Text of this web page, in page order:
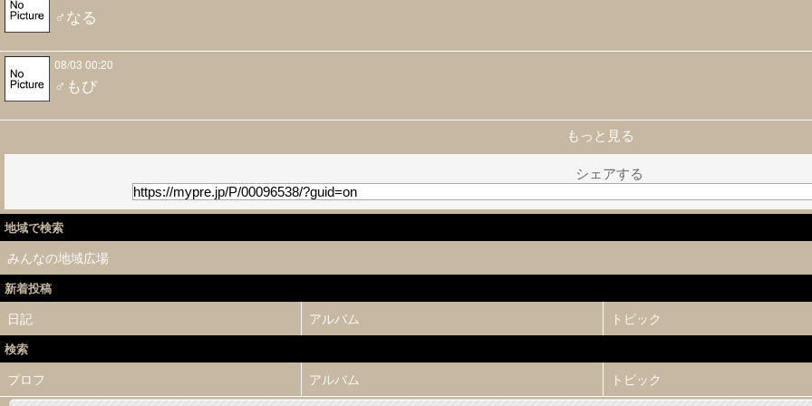
♂なる
08/03 00:20
♂もぴ
もっと見る
シェアする
地域で検索
みんなの地域広場
新着投稿
日記 アルバム トピック
検索
プロフ アルバム トピック